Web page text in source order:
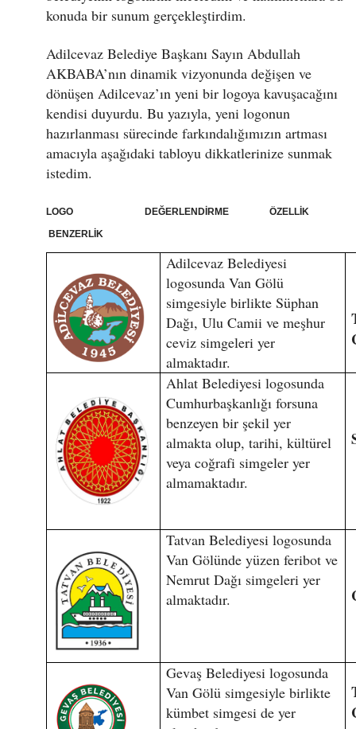
konuda bir sunum gerçekleştirdim.
Adilcevaz Belediye Başkanı Sayın Abdullah
AKBABA’nın dinamik vizyonunda değişen ve
dönüşen Adilcevaz’ın yeni bir logoya kavuşacağını
kendisi duyurdu. Bu yazıyla, yeni logonun
hazırlanması sürecinde farkındalığımızın artması
amacıyla aşağıdaki tabloyu dikkatlerinize sunmak
istedim.
LOGO DEĞERLENDİRME ÖZELLİK
BENZERLİK
Adilcevaz Belediyesi
logosunda Van Gölü
simgesiyle birlikte Süphan
Dağı, Ulu Camii ve meşhur
ceviz simgeleri yer
almaktadır.
Ahlat Belediyesi logosunda
Cumhurbaşkanlığı forsuna
benzeyen bir şekil yer
almakta olup, tarihi, kültürel
veya coğrafi simgeler yer
almamaktadır.
Tatvan Belediyesi logosunda
Van Gölünde yüzen feribot ve
Nemrut Dağı simgeleri yer
almaktadır.
Gevaş Belediyesi logosunda
Van Gölü simgesiyle birlikte
kümbet simgesi de yer